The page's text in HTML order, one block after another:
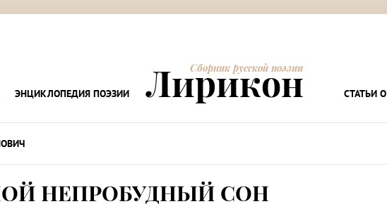
ЭНЦИКЛОПЕДИЯ ПОЭЗИИ
Сборник русской поэзии
Лирикон СТАТЬИ
НЕПРОБУДНЫЙ СОН